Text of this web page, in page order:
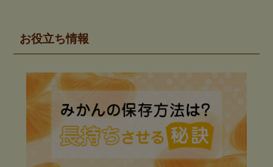
お役立ち情報